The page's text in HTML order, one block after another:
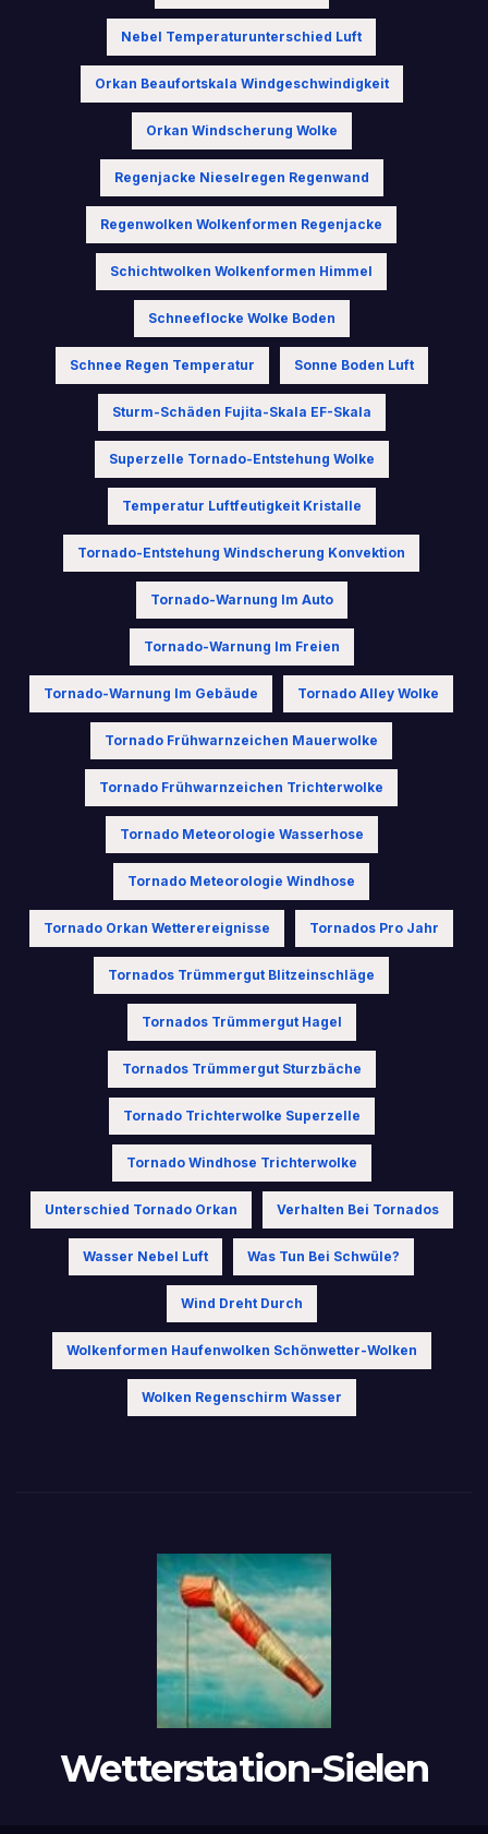
Nebel Temperaturunterschied Luft
Orkan Beaufortskala Windgeschwindigkeit
Orkan Windscherung Wolke
Regenjacke Nieselregen Regenwand
Regenwolken Wolkenformen Regenjacke
Schichtwolken Wolkenformen Himmel
Schneeflocke Wolke Boden
Schnee Regen Temperatur Sonne Boden Luft
Sturm-Schäden Fujita-Skala EF-Skala
Superzelle Tornado-Entstehung Wolke
Temperatur Luftfeutigkeit Kristalle
Tornado-Entstehung Windscherung Konvektion
Tornado-Warnung Im Auto
Tornado-Warnung Im Freien
Tornado-Warnung Im Gebäude Tornado Alley Wolke
Tornado Frühwarnzeichen Mauerwolke
Tornado Frühwarnzeichen Trichterwolke
Tornado Meteorologie Wasserhose
Tornado Meteorologie Windhose
Tornado Orkan Wetterereignisse Tornados Pro Jahr
Tornados Trümmergut Blitzeinschläge
Tornados Trümmergut Hagel
Tornados Trümmergut Sturzbäche
Tornado Trichterwolke Superzelle
Tornado Windhose Trichterwolke
Unterschied Tornado Orkan Verhalten Bei Tornados
Wasser Nebel Luft Was Tun Bei Schwüle?
Wind Dreht Durch
Wolkenformen Haufenwolken Schönwetter-Wolken
Wolken Regenschirm Wasser
Wetterstation-Sielen